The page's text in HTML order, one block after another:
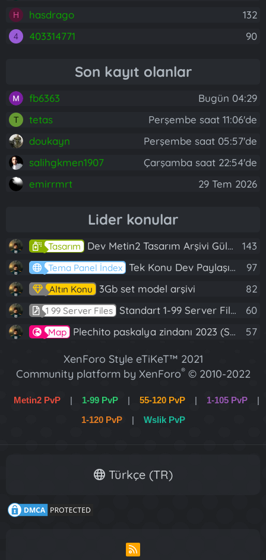
H hasdrago 132
4 403314771 90
Son kayıt olanlar
fb6363 Bugün 04:29
T tetas
Perşembe saat 11:06'de
doukayn
Perşembe saat 05:57'de
salihgkmen1907
Çarşamba saat 22:54'de
emirrmrt
29 Tem 2026
Lider konular
Tasarım Dev Metin2 Tasarım Arşivi Güle Güle Kullanın 143
Tema Panel İndex Tek Konu Dev Paylaşım 10 Adet Server Tanıtım İndex 97
Altın Konu 3Gb set model arşivi 82
1 99 Server Files Standart 1-99 Server Files 60
Map Plechito paskalya zindanı 2023 (Spring Sanctuary dungeon) 57
XenForo Style eTiKeT™ 2021
Community platform by XenForo® © 2010-2022
[XGT] Forum statistics system- XenGenTr
Metin2 PvP | 1-99 PvP | 55-120 PvP | 1-105 PvP
|
1-120 PvP
| Wslik PvP
Türkçe (TR)
R